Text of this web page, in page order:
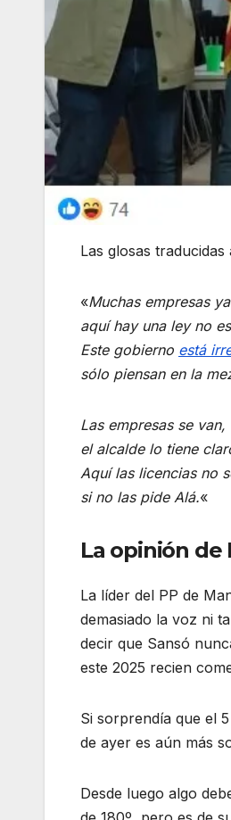
Las glosas
«Muchas empresas
aquí hay una ley no
Este gobierno está
sólo piensan en la
Las empresas se van,
el alcalde lo tiene
Aquí las licencias no
si no las pide Alá.«
La opinión de
La líder del PP de
demasiado la voz ni
decir que Sansó
este 2025 recien
Si sorprendía que el
de ayer es aún más
Desde luego algo